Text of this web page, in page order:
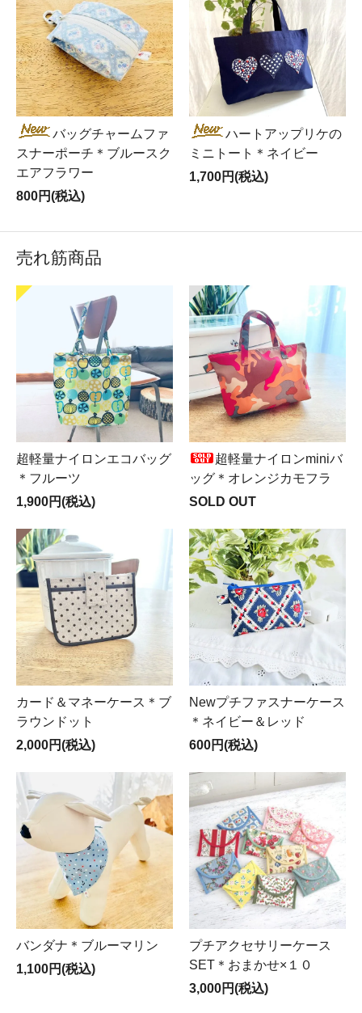
バッグチャームファ
スナーポーチ＊ブルースク
エアフラワー
800円(税込)
ハートアップリケの
ミニトート＊ネイビー
1,700円(税込)
売れ筋商品
超軽量ナイロンエコバッグ
＊フルーツ
1,900円(税込)
超軽量ナイロンminiバ
ッグ＊オレンジカモフラ
SOLD OUT
カード＆マネーケース＊ブ
ラウンドット
2,000円(税込)
Newプチファスナーケース
＊ネイビー＆レッド
600円(税込)
バンダナ＊ブルーマリン
1,100円(税込)
プチアクセサリーケース
SET＊おまかせ×１０
3,000円(税込)